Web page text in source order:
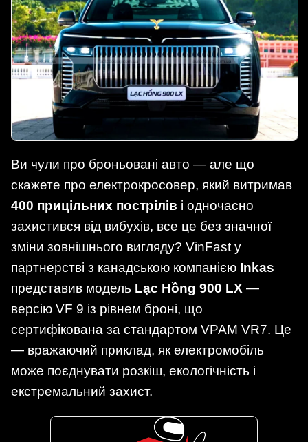
Ви чули про броньовані авто — але що
скажете про електрокросовер, який витримав
400 прицільних пострілів і одночасно
захистився від вибухів, все це без значної
зміни зовнішнього вигляду? VinFast у
партнерстві з канадською компанією Inkas
представив модель Lạc Hồng 900 LX —
версію VF 9 із рівнем броні, що
сертифікована за стандартом VPAM VR7. Це
— вражаючий приклад, як електромобіль
може поєднувати розкіш, екологічність і
екстремальний захист.